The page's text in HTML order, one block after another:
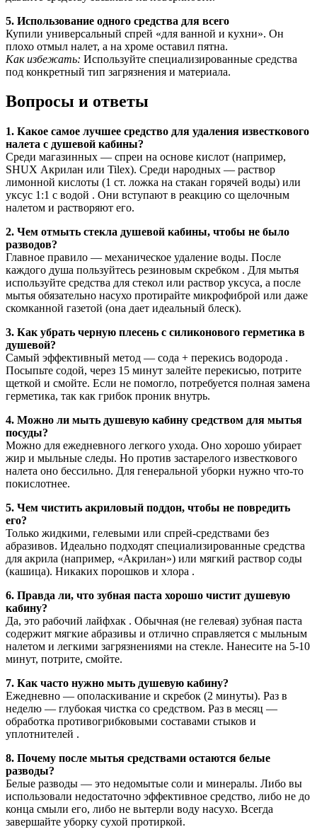
5. Использование одного средства для всего
Купили универсальный спрей «для ванной и кухни». Он
плохо отмыл налет, а на хроме оставил пятна.
Как избежать: Используйте специализированные средства
под конкретный тип загрязнения и материала.
Вопросы и ответы
1. Какое самое лучшее средство для удаления известкового
налета с душевой кабины?
Среди магазинных — спреи на основе кислот (например,
SHUX Акрилан или Tilex). Среди народных — раствор
лимонной кислоты (1 ст. ложка на стакан горячей воды) или
уксус 1:1 с водой . Они вступают в реакцию со щелочным
налетом и растворяют его.
2. Чем отмыть стекла душевой кабины, чтобы не было
разводов?
Главное правило — механическое удаление воды. После
каждого душа пользуйтесь резиновым скребком . Для мытья
используйте средства для стекол или раствор уксуса, а после
мытья обязательно насухо протирайте микрофиброй или даже
скомканной газетой (она дает идеальный блеск).
3. Как убрать черную плесень с силиконового герметика в
душевой?
Самый эффективный метод — сода + перекись водорода .
Посыпьте содой, через 15 минут залейте перекисью, потрите
щеткой и смойте. Если не помогло, потребуется полная замена
герметика, так как грибок проник внутрь.
4. Можно ли мыть душевую кабину средством для мытья
посуды?
Можно для ежедневного легкого ухода. Оно хорошо убирает
жир и мыльные следы. Но против застарелого известкового
налета оно бессильно. Для генеральной уборки нужно что-то
покислотнее.
5. Чем чистить акриловый поддон, чтобы не повредить
его?
Только жидкими, гелевыми или спрей-средствами без
абразивов. Идеально подходят специализированные средства
для акрила (например, «Акрилан») или мягкий раствор соды
(кашица). Никаких порошков и хлора .
6. Правда ли, что зубная паста хорошо чистит душевую
кабину?
Да, это рабочий лайфхак . Обычная (не гелевая) зубная паста
содержит мягкие абразивы и отлично справляется с мыльным
налетом и легкими загрязнениями на стекле. Нанесите на 5-10
минут, потрите, смойте.
7. Как часто нужно мыть душевую кабину?
Ежедневно — ополаскивание и скребок (2 минуты). Раз в
неделю — глубокая чистка со средством. Раз в месяц —
обработка противогрибковыми составами стыков и
уплотнителей .
8. Почему после мытья средствами остаются белые
разводы?
Белые разводы — это недомытые соли и минералы. Либо вы
использовали недостаточно эффективное средство, либо не до
конца смыли его, либо не вытерли воду насухо. Всегда
завершайте уборку сухой протиркой.